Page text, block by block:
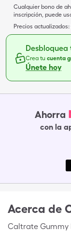
Cualquier bono de
inscripción, puede
Precios actualizados:
Desbloquea
Crea tu cuenta
Únete hoy
Ahorra
con la
Acerca de
Caltrate Gummy